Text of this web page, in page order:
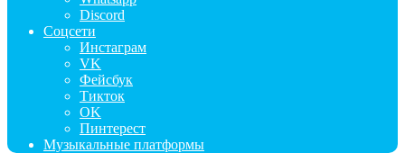
Discord
Соцсети
Инстаграм
VK
Фейсбук
Тикток
OK
Пинтерест
Музыкальные платформы